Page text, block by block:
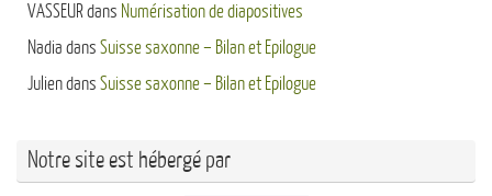
VASSEURdans Numérisation de diapositives
Nadia dans Suisse saxonne – Bilan et Epilogue
Juliendans Suisse saxonne – Bilan et Epilogue
Notre site est hébergé par